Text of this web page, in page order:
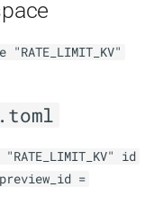
id
preview_id =